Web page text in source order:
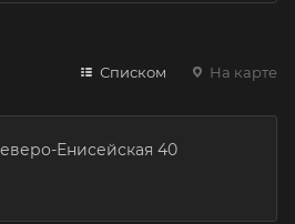
Списком На карте
Енисейская 40